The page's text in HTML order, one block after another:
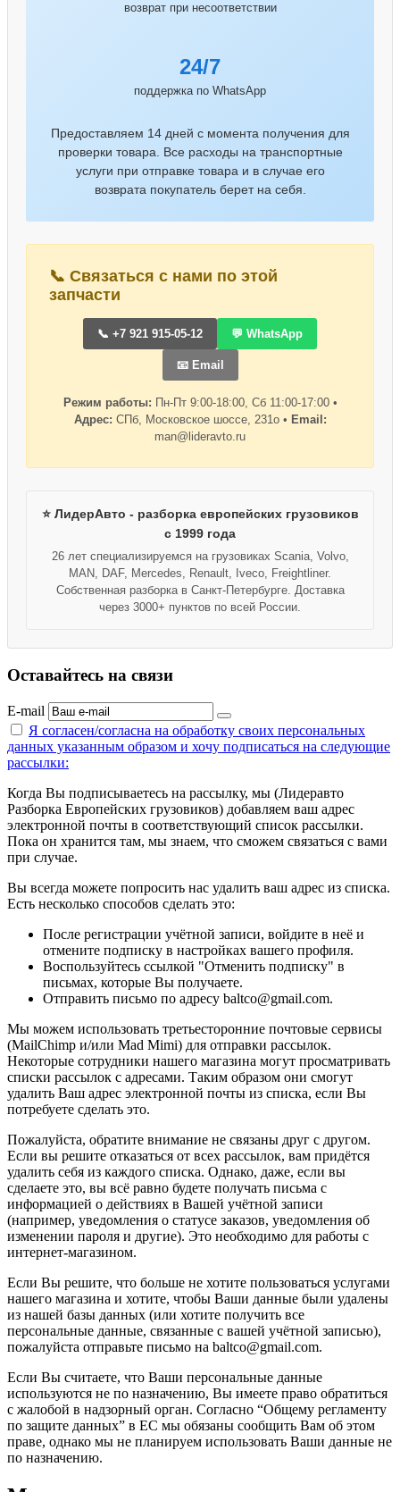
возврат при несоответствии
24/7
поддержка по WhatsApp
Предоставляем 14 дней с момента получения для
проверки товара. Все расходы на транспортные
услуги при отправке товара и в случае его
возврата покупатель берет на себя.
📞 Связаться с нами по этой
запчасти
📞 +7 921 915-05-12 💬 WhatsApp
📧 Email
Режим работы: Пн-Пт 9:00-18:00, Сб 11:00-17:00 •
Адрес: СПб, Московское шоссе, 231о • Email:
man@lideravto.ru
⭐ ЛидерАвто - разборка европейских грузовиков
с 1999 года
26 лет специализируемся на грузовиках Scania, Volvo,
MAN, DAF, Mercedes, Renault, Iveco, Freightliner.
Собственная разборка в Санкт-Петербурге. Доставка
через 3000+ пунктов по всей России.
Оставайтесь на связи
E-mail
Я согласен/согласна на обработку своих персональных
данных указанным образом и хочу подписаться на следующие
рассылки:
Когда Вы подписываетесь на рассылку, мы (Лидеравто
Разборка Европейских грузовиков) добавляем ваш адрес
электронной почты в соответствующий список рассылки.
Пока он хранится там, мы знаем, что сможем связаться с вами
при случае.
Вы всегда можете попросить нас удалить ваш адрес из списка.
Есть несколько способов сделать это:
После регистрации учётной записи, войдите в неё и
отмените подписку в настройках вашего профиля.
Воспользуйтесь ссылкой "Отменить подписку" в
письмах, которые Вы получаете.
Отправить письмо по адресу baltco@gmail.com.
Мы можем использовать третьесторонние почтовые сервисы
(MailChimp и/или Mad Mimi) для отправки рассылок.
Некоторые сотрудники нашего магазина могут просматривать
списки рассылок с адресами. Таким образом они смогут
удалить Ваш адрес электронной почты из списка, если Вы
потребуете сделать это.
Пожалуйста, обратите внимание не связаны друг с другом.
Если вы решите отказаться от всех рассылок, вам придётся
удалить себя из каждого списка. Однако, даже, если вы
сделаете это, вы всё равно будете получать письма с
информацией о действиях в Вашей учётной записи
(например, уведомления о статусе заказов, уведомления об
изменении пароля и другие). Это необходимо для работы с
интернет-магазином.
Если Вы решите, что больше не хотите пользоваться услугами
нашего магазина и хотите, чтобы Ваши данные были удалены
из нашей базы данных (или хотите получить все
персональные данные, связанные с вашей учётной записью),
пожалуйста отправьте письмо на baltco@gmail.com.
Если Вы считаете, что Ваши персональные данные
используются не по назначению, Вы имеете право обратиться
с жалобой в надзорный орган. Согласно “Общему регламенту
по защите данных” в ЕС мы обязаны сообщить Вам об этом
праве, однако мы не планируем использовать Ваши данные не
по назначению.